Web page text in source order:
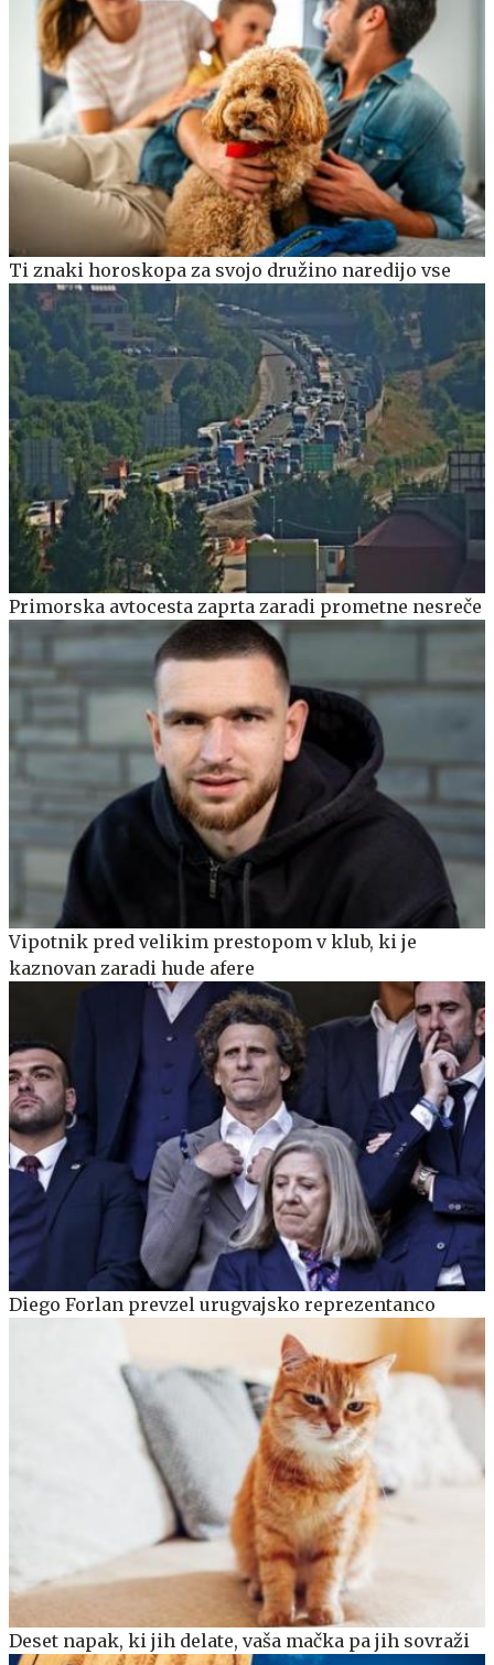
Ti znaki horoskopa za svojo družino naredijo vse
Primorska avtocesta zaprta zaradi prometne nesreče
Vipotnik pred velikim prestopom v klub, ki je
kaznovan zaradi hude afere
Diego Forlan prevzel urugvajsko reprezentanco
Deset napak, ki jih delate, vaša mačka pa jih sovraži